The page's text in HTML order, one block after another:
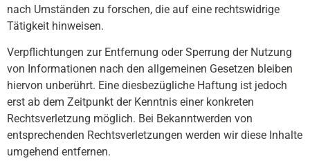
nach Umständen zu forschen, die auf eine rechtswidrige
Tätigkeit hinweisen.
Verpflichtungen zur Entfernung oder Sperrung der Nutzung
von Informationen nach den allgemeinen Gesetzen bleiben
hiervon unberührt. Eine diesbezügliche Haftung ist jedoch
erst ab dem Zeitpunkt der Kenntnis einer konkreten
Rechtsverletzung möglich. Bei Bekanntwerden von
entsprechenden Rechtsverletzungen werden wir diese Inhalte
umgehend entfernen.